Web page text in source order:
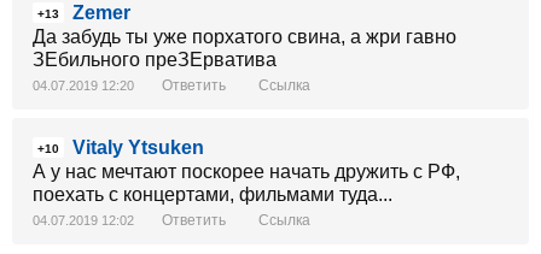
+13
Zemer
Да забудь ты уже порхатого свина, а жри гавно
ЗЕбильного преЗЕрватива
04.07.2019 12:20 Ответить Ссылка
+10
Vitaly Ytsuken
А у нас мечтают поскорее начать дружить с РФ,
поехать с концертами, фильмами туда...
04.07.2019 12:02 Ответить Ссылка